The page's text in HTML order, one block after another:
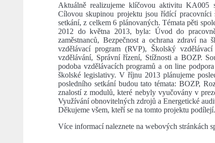
Aktuálně realizujeme klíčovou aktivitu KA005
Cílovou skupinou projektu jsou řídící pracovníci
setkání, z celkem 6 plánovaných. Témata pěti
2012 do května 2013, byla: Úvod do
zaměstnanců, Bezpečnost a ochrana zdraví
vzdělávací program (RVP), Školský
vzdělávání, Správní řízení, Stížnosti a BOZP.
podoba vzdělávacích programů a on line
školské legislativy. V říjnu 2013 plánujeme
posledního setkání budou tato témata: BOZP,
znalostí z modulů, které nebyly vyučovány v
Využívání obnovitelných zdrojů a Energetické
Děkujeme všem, kteří se na tomto projektu podílejí.
Více informací naleznete na webových stránkách